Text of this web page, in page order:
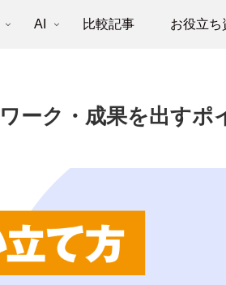
AI 比較記事 お役立ち
ーク・成果を出すポ